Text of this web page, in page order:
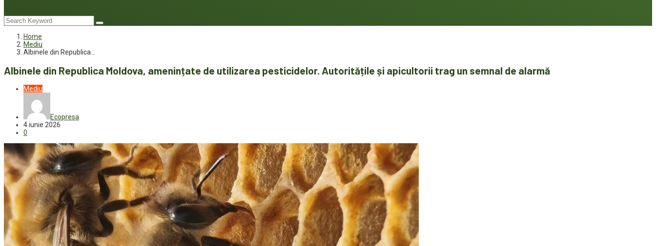
Home
Mediu
Albinele din Republica…
Albinele din Republica Moldova, amenințate de utilizarea pesticidelor. Autoritățile și apicultorii trag un semnal de alarmă
Mediu
Ecopresa
4 iunie 2026
0